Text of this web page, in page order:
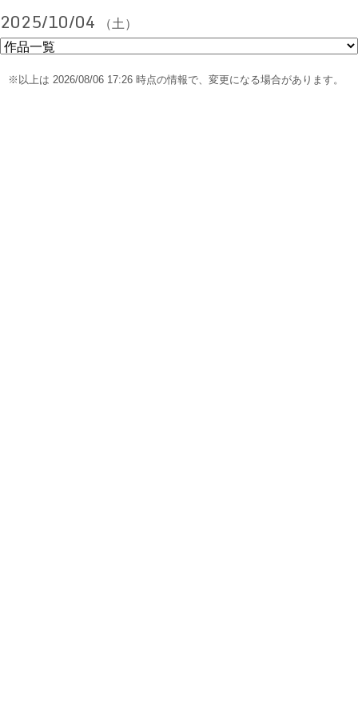
2025/10/04 （土）
※以上は 2026/08/06 17:26 時点の情報で、変更になる場合があります。